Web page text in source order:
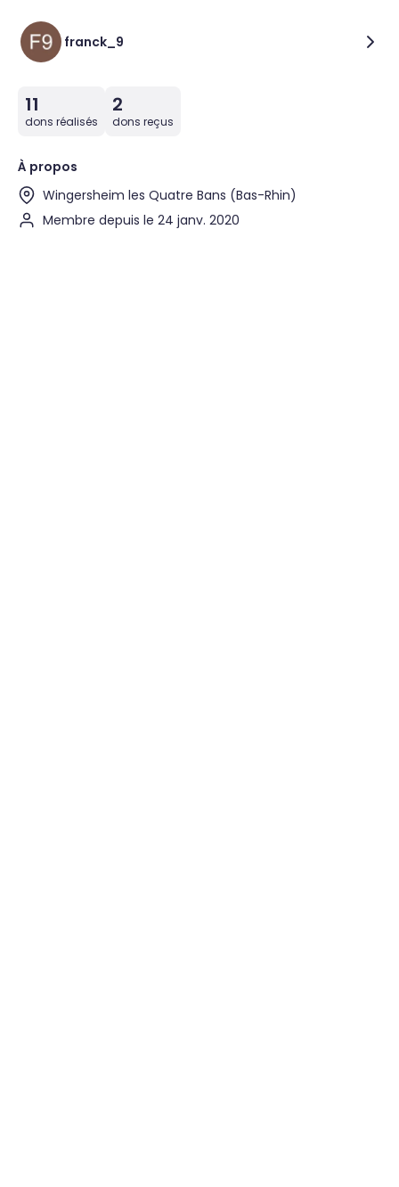
franck_9
11
dons réalisés
2
dons reçus
À propos
Wingersheim les Quatre Bans (Bas-Rhin)
Membre depuis le 24 janv. 2020